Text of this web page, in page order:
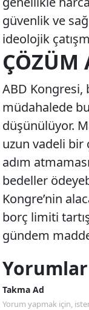
güvenlik ve
ideolojik
ÇÖZÜM
ABD
müdahalede
düşünülüyor.
uzun vadeli bir
adım
bedeller
Kongre’nin
borç limiti
gündem
Yorumlar
Takma Ad
Yorum yapmak için,